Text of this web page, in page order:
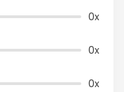
0x
0x
0x